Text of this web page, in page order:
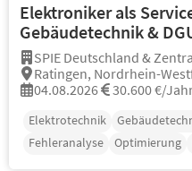
Elektroniker als
Gebäudetechnik &
SPIE Deutschland &
Ratingen, Nordrhein-
04.08.2026
30.600 €/
Elektrotechnik
Fehleranalyse
Optimierung